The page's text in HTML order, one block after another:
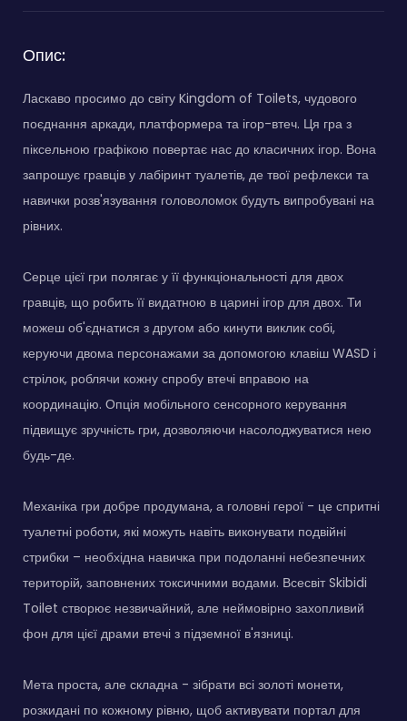
Опис:
Ласкаво просимо до світу Kingdom of Toilets, чудового
поєднання аркади, платформера та ігор-втеч. Ця гра з
піксельною графікою повертає нас до класичних ігор. Вона
запрошує гравців у лабіринт туалетів, де твої рефлекси та
навички розв'язування головоломок будуть випробувані на
рівних.
Серце цієї гри полягає у її функціональності для двох
гравців, що робить її видатною в царині ігор для двох. Ти
можеш об'єднатися з другом або кинути виклик собі,
керуючи двома персонажами за допомогою клавіш WASD і
стрілок, роблячи кожну спробу втечі вправою на
координацію. Опція мобільного сенсорного керування
підвищує зручність гри, дозволяючи насолоджуватися нею
будь-де.
Механіка гри добре продумана, а головні герої - це спритні
туалетні роботи, які можуть навіть виконувати подвійні
стрибки – необхідна навичка при подоланні небезпечних
територій, заповнених токсичними водами. Всесвіт Skibidi
Toilet створює незвичайний, але неймовірно захопливий
фон для цієї драми втечі з підземної в'язниці.
Мета проста, але складна - зібрати всі золоті монети,
розкидані по кожному рівню, щоб активувати портал для